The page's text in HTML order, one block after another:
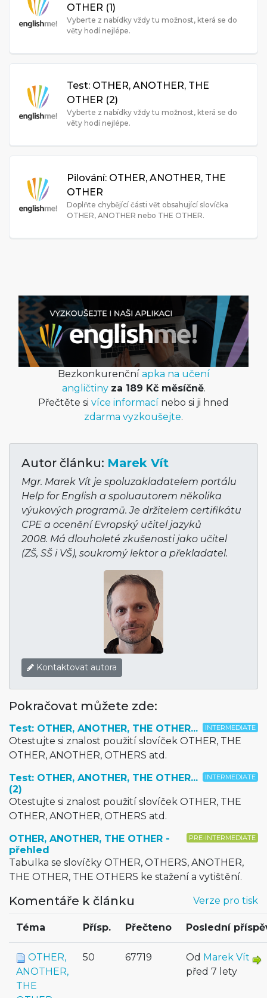
OTHER (1)
Vyberte z nabídky vždy tu možnost, která se do
věty hodí nejlépe.
Test: OTHER, ANOTHER, THE
OTHER (2)
Vyberte z nabídky vždy tu možnost, která se do
věty hodí nejlépe.
Pilování: OTHER, ANOTHER, THE
OTHER
Doplňte chybějící části vět obsahující slovíčka
OTHER, ANOTHER nebo THE OTHER.
Bezkonkurenční apka na učení
angličtiny za 189 Kč měsíčně.
Přečtěte si více informací nebo si ji hned
zdarma vyzkoušejte.
Autor článku: Marek Vít
Mgr. Marek Vít je spoluzakladatelem portálu
Help for English a spoluautorem několika
výukových programů. Je držitelem certifikátu
CPE a ocenění Evropský učitel jazyků
2008. Má dlouholeté zkušenosti jako učitel
(ZŠ, SŠ i VŠ), soukromý lektor a překladatel.
Kontaktovat autora
Pokračovat můžete zde:
INTERMEDIATE
Test: OTHER, ANOTHER, THE OTHER...
Otestujte si znalost použití slovíček OTHER, THE
OTHER, ANOTHER, OTHERS atd.
INTERMEDIATE
Test: OTHER, ANOTHER, THE OTHER...
(2)
Otestujte si znalost použití slovíček OTHER, THE
OTHER, ANOTHER, OTHERS atd.
PRE-INTERMEDIATE
OTHER, ANOTHER, THE OTHER -
přehled
Tabulka se slovíčky OTHER, OTHERS, ANOTHER,
THE OTHER, THE OTHERS ke stažení a vytištění.
Verze pro tisk
Komentáře k článku
Téma Přísp. Přečteno Poslední
OTHER,
ANOTHER,
THE
50 67719 Od Marek Vít
před 7 lety